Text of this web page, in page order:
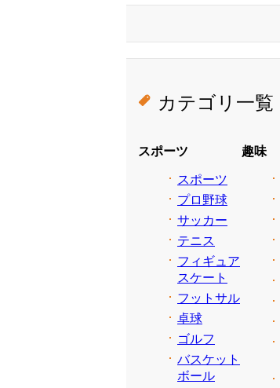
カテゴリ一覧
スポーツ
スポーツ
プロ野球
サッカー
テニス
フィギュア
スケート
フットサル
卓球
ゴルフ
バスケット
ボール
趣味